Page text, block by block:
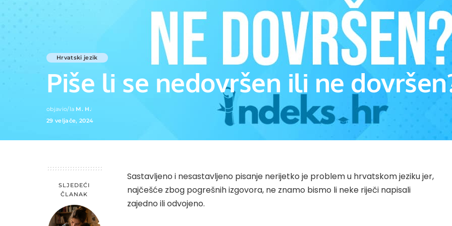
Hrvatski jezik
Piše li se nedovršen ili ne
Posted
by
objavio/la M. H.
29 veljače, 2024
SLJEDEĆI
ČLANAK
Sastavljeno i nesastavljeno pisanje nerijetko je problem u hrvatskom jeziku jer,
najčešće zbog pogrešnih izgovora, ne znamo bismo li neke riječi napisali
zajedno ili odvojeno.